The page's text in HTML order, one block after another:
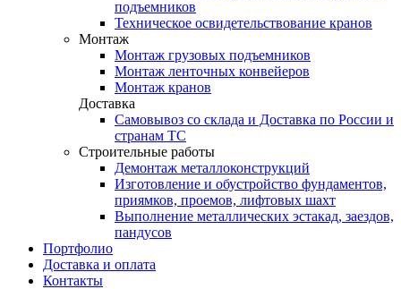
подъемников
Техническое освидетельствование кранов
Монтаж
Монтаж грузовых подъемников
Монтаж ленточных конвейеров
Монтаж кранов
Доставка
Самовывоз со склада и Доставка по России и
странам ТС
Строительные работы
Демонтаж металлоконструкций
Изготовление и обустройство фундаментов,
приямков, проемов, лифтовых шахт
Выполнение металлических эстакад, заездов,
пандусов
Портфолио
Доставка и оплата
Контакты